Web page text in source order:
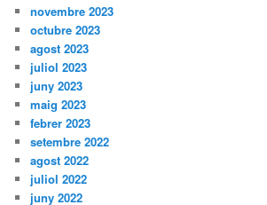
novembre 2023
octubre 2023
agost 2023
juliol 2023
juny 2023
maig 2023
febrer 2023
setembre 2022
agost 2022
juliol 2022
juny 2022